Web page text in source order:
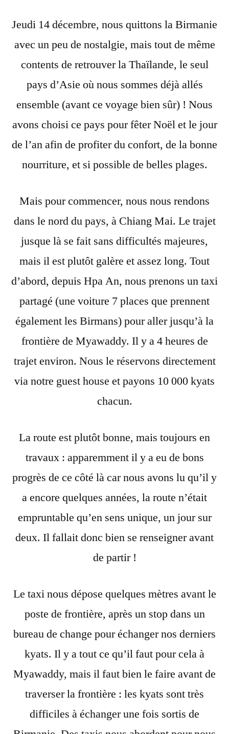
à
:
Comme
un
de
vacances
Mai
Jeudi 14 décembre, nous quittons la Birmanie
avec un peu de nostalgie, mais tout de même
contents de retrouver la Thaïlande, le seul
pays d’Asie où nous sommes déjà allés
ensemble (avant ce voyage bien sûr) ! Nous
avons choisi ce pays pour fêter Noël et le jour
de l’an afin de profiter du confort, de la bonne
nourriture, et si possible de belles plages.
Mais pour commencer, nous nous rendons
dans le nord du pays, à Chiang Mai. Le trajet
jusque là se fait sans difficultés majeures,
mais il est plutôt galère et assez long. Tout
d’abord, depuis Hpa An, nous prenons un taxi
partagé (une voiture 7 places que prennent
également les Birmans) pour aller jusqu’à la
frontière de Myawaddy. Il y a 4 heures de
trajet environ. Nous le réservons directement
via notre guest house et payons 10 000 kyats
chacun.
La route est plutôt bonne, mais toujours en
travaux : apparemment il y a eu de bons
progrès de ce côté là car nous avons lu qu’il y
a encore quelques années, la route n’était
empruntable qu’en sens unique, un jour sur
deux. Il fallait donc bien se renseigner avant
de partir !
Le taxi nous dépose quelques mètres avant le
poste de frontière, après un stop dans un
bureau de change pour échanger nos derniers
kyats. Il y a tout ce qu’il faut pour cela à
Myawaddy, mais il faut bien le faire avant de
traverser la frontière : les kyats sont très
difficiles à échanger une fois sortis de